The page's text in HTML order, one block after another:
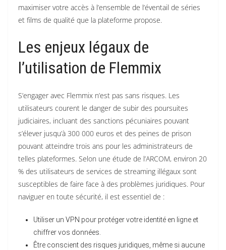
maximiser votre accès à l’ensemble de l’éventail de séries
et films de qualité que la plateforme propose.
Les enjeux légaux de
l’utilisation de Flemmix
S’engager avec Flemmix n’est pas sans risques. Les
utilisateurs courent le danger de subir des poursuites
judiciaires, incluant des sanctions pécuniaires pouvant
s’élever jusqu’à 300 000 euros et des peines de prison
pouvant atteindre trois ans pour les administrateurs de
telles plateformes. Selon une étude de l’ARCOM, environ 20
% des utilisateurs de services de streaming illégaux sont
susceptibles de faire face à des problèmes juridiques. Pour
naviguer en toute sécurité, il est essentiel de :
Utiliser un VPN pour protéger votre identité en ligne et
chiffrer vos données.
Être conscient des risques juridiques, même si aucune